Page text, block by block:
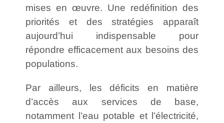
mises en œuvre. Une redéfinition des
priorités et des stratégies apparaît
aujourd’hui indispensable pour
répondre efficacement aux besoins des
populations.
Par ailleurs, les déficits en matière
d’accès aux services de base,
notamment l’eau potable et l’électricité,